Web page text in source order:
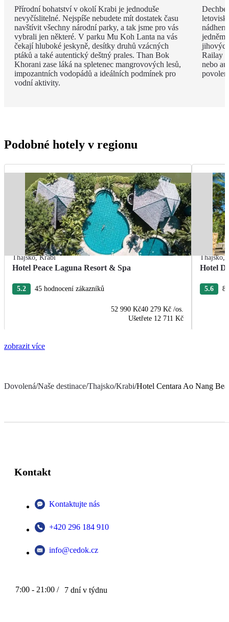
Přírodní bohatství v okolí Krabi je jednoduše
nevyčíslitelné. Nejspíše nebudete mít dostatek času
navštívit všechny národní parky, a tak jsme pro vás
vybrali jen některé. V parku Mu Koh Lanta na vás
čekají hluboké jeskyně, desítky druhů vzácných
ptáků a také autentický deštný prales. Than Bok
Khorani zase láká na spletenec mangrovových lesů,
impozantních vodopádů a ideálních podmínek pro
vodní aktivity.
jedněm
Railay
nebo
Podobné hotely v regionu
Thajsko,Krabi
Hotel Peace Laguna Resort & Spa
5.2 45 hodnocení zákazníků
52 990 Kč40 279 Kč /os.
Ušetřete 12 711 Kč
Thajsko,
Hotel
5.6
zobrazit více
Dovolená/Naše destinace/Thajsko/Krabi/Hotel Centara Ao Nang
Kontakt
Kontaktujte nás
+420 296 184 910
info@cedok.cz
7:00 - 21:00 / 7 dní v týdnu